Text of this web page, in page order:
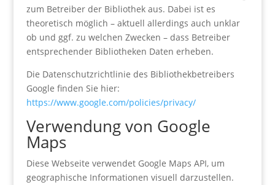
zum Betreiber der Bibliothek aus. Dabei ist es
theoretisch möglich – aktuell allerdings auch unklar
ob und ggf. zu welchen Zwecken – dass Betreiber
entsprechender Bibliotheken Daten erheben.
Die Datenschutzrichtlinie des Bibliothekbetreibers
Google finden Sie hier:
https://www.google.com/policies/privacy/
Verwendung von Google
Maps
Diese Webseite verwendet Google Maps API, um
geographische Informationen visuell darzustellen.